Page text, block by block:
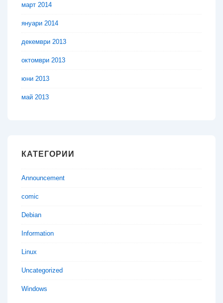
март 2014
януари 2014
декември 2013
октомври 2013
юни 2013
май 2013
КАТЕГОРИИ
Announcement
comic
Debian
Information
Linux
Uncategorized
Windows